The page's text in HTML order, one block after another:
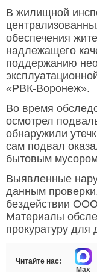
В жилищной
обеспечения
надлежащего
поддержанию
«РВК-Воронеж».
Во время
осмотрел
обнаружили
сам подвал
бытовым
Выявленные
данным
бездействии
Материалы
прокуратуру для
Читайте нас:
Max